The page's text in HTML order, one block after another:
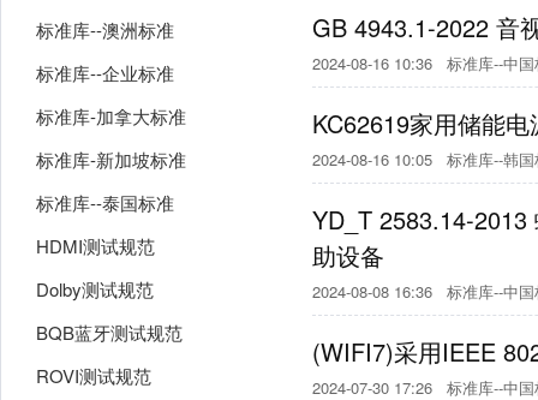
标准库--澳洲标准
标准库--企业标准
标准库-加拿大标准
标准库-新加坡标准
标准库--泰国标准
HDMI测试规范
Dolby测试规范
BQB蓝牙测试规范
ROVI测试规范
GB 4943.1-2022 音
2024-08-16 10:36 标准库--中
KC62619家用储能
2024-08-16 10:05 标准库--韩
YD_T 2583.14-
助设备
2024-08-08 16:36 标准库--中
(WIFI7)采用IEEE
2024-07-30 17:26 标准库--中